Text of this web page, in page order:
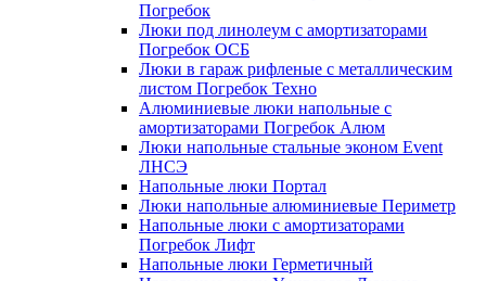
Погребок
Люки под линолеум с амортизаторами
Погребок ОСБ
Люки в гараж рифленые с металлическим
листом Погребок Техно
Алюминиевые люки напольные с
амортизаторами Погребок Алюм
Люки напольные стальные эконом Event
ЛНСЭ
Напольные люки Портал
Люки напольные алюминиевые Периметр
Напольные люки с амортизаторами
Погребок Лифт
Напольные люки Герметичный